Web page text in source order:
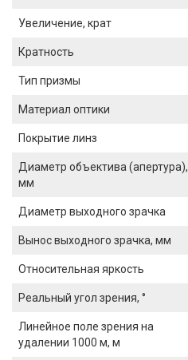
Увеличение, крат
Кратность
Тип призмы
Материал оптики
Покрытие линз
Диаметр объектива (апертура),
мм
Диаметр выходного зрачка
Вынос выходного зрачка, мм
Относительная яркость
Реальный угол зрения, °
Линейное поле зрения на
удалении 1000 м, м